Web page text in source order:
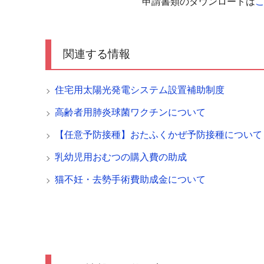
関連する情報
住宅用太陽光発電システム設置補助制度
高齢者用肺炎球菌ワクチンについて
【任意予防接種】おたふくかぜ予防接種について
乳幼児用おむつの購入費の助成
猫不妊・去勢手術費助成金について